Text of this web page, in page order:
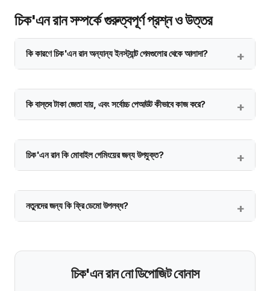
চিক'এন রান সম্পর্কে গুরুত্বপূর্ণ প্রশ্ন ও উত্তর
কি কারণে চিক'এন রান অন্যান্য ইনস্ট্যান্ট গেমগুলোর থেকে আলাদা?
কি বাস্তব টাকা জেতা যায়, এবং সর্বোচ্চ পেআউট কীভাবে কাজ করে?
চিক'এন রান কি মোবাইল গেমিংয়ের জন্য উপযুক্ত?
নতুনদের জন্য কি ফ্রি ডেমো উপলব্ধ?
চিক'এন রান নো ডিপোজিট বোনাস